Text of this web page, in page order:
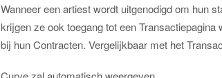
Wanneer een artiest wordt uitgenodigd om hun
krijgen ze ook toegang tot een
bij hun Contracten. Vergelijkbaar met het